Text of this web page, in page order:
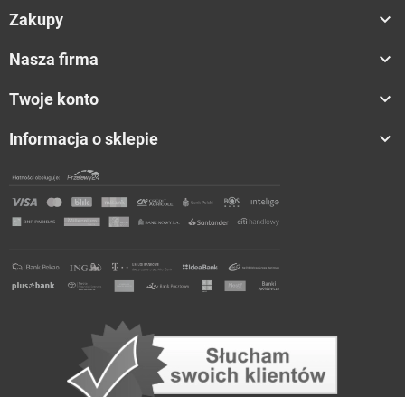
Zakupy 
Nasza firma 
Twoje konto 
Informacja o sklepie 